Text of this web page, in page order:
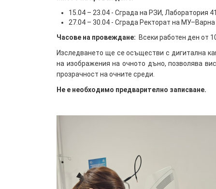
15.04 – 23.04 - Сграда на РЗИ, Лаборатория
27.04 – 30.04 - Сграда Ректорат на МУ–Варна
Часове на провеждане: Всеки работен ден от
Изследването ще се осъществи с дигитална
на изображения на очното дъно, позволява
прозрачност на очните среди.
Не е необходимо предварително записване.